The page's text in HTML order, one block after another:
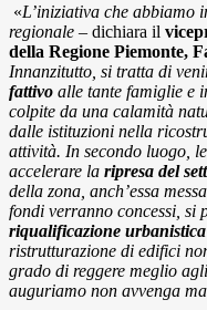
«L’iniziativa che abbiamo
regionale – dichiara il
della Regione Piemonte,
Innanzitutto, si tratta di
fattivo alle tante famiglie e
colpite da una calamità
dalle istituzioni nella
attività. In secondo luogo,
accelerare la ripresa del
della zona, anch’essa
fondi verranno concessi, si
riqualificazione urbanistica
ristrutturazione di edifici
grado di reggere meglio
auguriamo non avvenga